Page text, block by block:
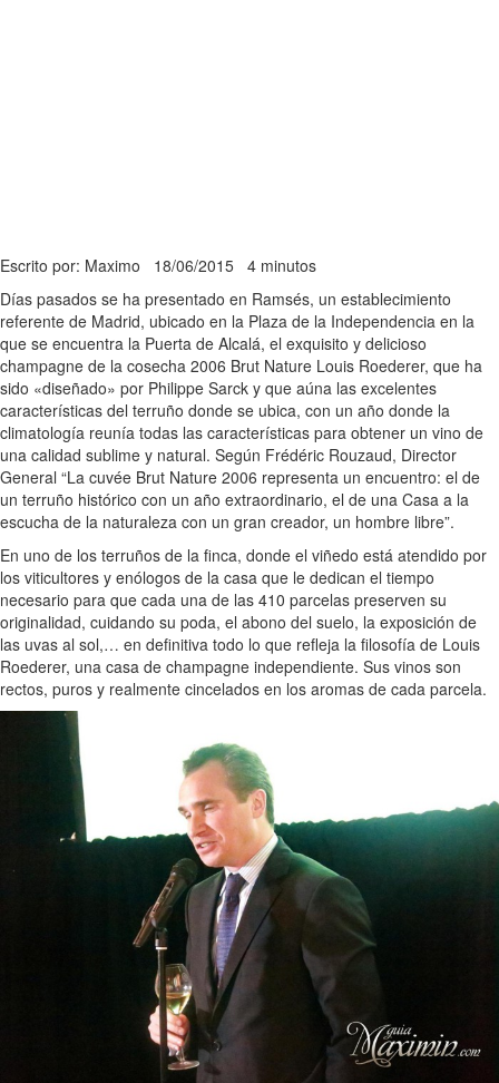
Escrito por: Maximo 18/06/2015 4 minutos
Días pasados se ha presentado en Ramsés, un establecimiento
referente de Madrid, ubicado en la Plaza de la Independencia en la
que se encuentra la Puerta de Alcalá, el exquisito y delicioso
champagne de la cosecha 2006 Brut Nature Louis Roederer, que ha
sido «diseñado» por Philippe Sarck y que aúna las excelentes
características del terruño donde se ubica, con un año donde la
climatología reunía todas las características para obtener un vino de
una calidad sublime y natural. Según Frédéric Rouzaud, Director
General “La cuvée Brut Nature 2006 representa un encuentro: el de
un terruño histórico con un año extraordinario, el de una Casa a la
escucha de la naturaleza con un gran creador, un hombre libre”.
En uno de los terruños de la finca, donde el viñedo está atendido por
los viticultores y enólogos de la casa que le dedican el tiempo
necesario para que cada una de las 410 parcelas preserven su
originalidad, cuidando su poda, el abono del suelo, la exposición de
las uvas al sol,… en definitiva todo lo que refleja la filosofía de Louis
Roederer, una casa de champagne independiente. Sus vinos son
rectos, puros y realmente cincelados en los aromas de cada parcela.